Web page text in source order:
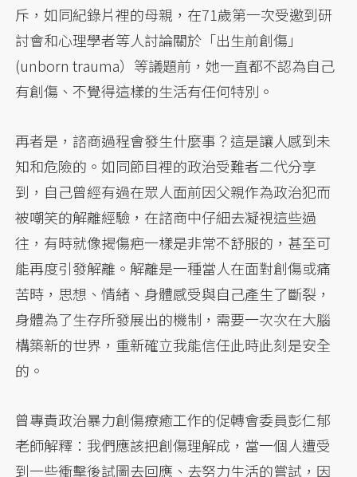
斥，如同紀錄片裡的母親，在71歲第一次受邀到研
討會和心理學者等人討論關於「出生前創傷」
(unborn trauma）等議題前，她一直都不認為自己
有創傷、不覺得這樣的生活有任何特別。
再者是，諮商過程會發生什麼事？這是讓人感到未
知和危險的。如同節目裡的政治受難者二代分享
到，自己曾經有過在眾人面前因父親作為政治犯而
被嘲笑的解離經驗，在諮商中仔細去凝視這些過
往，有時就像揭傷疤一樣是非常不舒服的，甚至可
能再度引發解離。解離是一種當人在面對創傷或痛
苦時，思想、情緒、身體感受與自己產生了斷裂，
身體為了生存所發展出的機制，需要一次次在大腦
構築新的世界，重新確立我能信任此時此刻是安全
的。
曾專責政治暴力創傷療癒工作的促轉會委員彭仁郁
老師解釋：我們應該把創傷理解成，當一個人遭受
到一些衝擊後試圖去回應、去努力生活的嘗試，因